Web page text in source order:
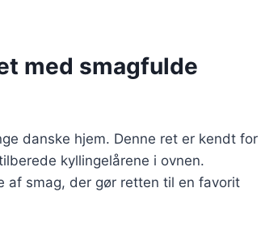
med smagfulde
danske hjem. Denne ret er kendt for
kyllingelårene i ovnen.
af smag, der gør retten til en favorit